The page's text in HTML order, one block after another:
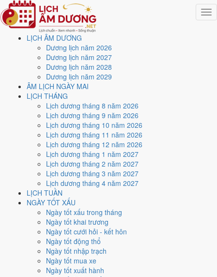
LỊCH ÂM DƯƠNG
Dương lịch năm 2026
Dương lịch năm 2027
Dương lịch năm 2028
Dương lịch năm 2029
ÂM LỊCH NGÀY MAI
LỊCH THÁNG
Lịch dương tháng 8 năm 2026
Lịch dương tháng 9 năm 2026
Lịch dương tháng 10 năm 2026
Lịch dương tháng 11 năm 2026
Lịch dương tháng 12 năm 2026
Lịch dương tháng 1 năm 2027
Lịch dương tháng 2 năm 2027
Lịch dương tháng 3 năm 2027
Lịch dương tháng 4 năm 2027
LỊCH TUẦN
NGÀY TỐT XẤU
Ngày tốt xấu trong tháng
Ngày tốt khai trương
Ngày tốt cưới hỏi - kết hôn
Ngày tốt động thổ
Ngày tốt nhập trạch
Ngày tốt mua xe
Ngày tốt xuất hành
Trang chủ
Lịch năm 2021
Tháng 8/2021
Ngày 29/8/2021 (Kỷ Dậu)
Xem ngày29/8/2021
lịch - Ngày 22/7 âm lịch (Kỷ
Dậu) tốt hay xấu?
Ngày 29/8/2021 dương lịch (Chủ Nhật) là ngày 22/7/2021 âm lịch
Kỷ Dậu- Can sinh Chi, Trực Trừ, Sao Phòng, nạp âm Đại
Trạch Thổ. Tổng hòa, đây làNgày Hungvới điểm trung bình
cho các việc quan trọng. Giờ Hoàng Đạo trong ngày:
Ngọ, Mùi, Dậu
Ngày Dương
Tháng 8 năm 2021
Tháng 7 âm năm 2021